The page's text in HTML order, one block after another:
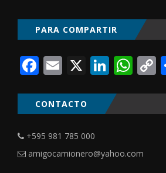
PARA COMPARTIR
Facebook
Email
X
CONTACTO
+595 981 785 000
amigocamionero@yahoo.com